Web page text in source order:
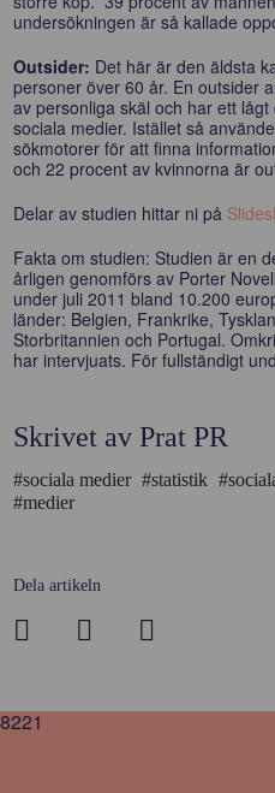
undersökningen är så kallade
Outsider: Det här är den äldsta
personer över 60 år. En outsider
av personliga skäl och har ett
sociala medier. Istället så
sökmotorer för att finna
och 22 procent av kvinnorna är
Delar av studien hittar ni på
Fakta om studien: Studien är en
årligen genomförs av Porter
under juli 2011 bland 10.200
länder: Belgien, Frankrike,
Storbritannien och Portugal.
har intervjuats. För fullständigt
Skrivet av Prat PR
#sociala medier #statistik
#medier
Dela artikeln
8221